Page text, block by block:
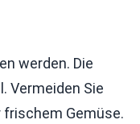
werden. Die
Vermeiden Sie
frischem Gemüse.